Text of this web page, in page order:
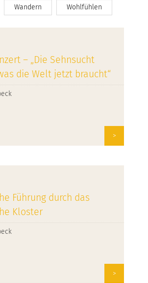
Wandern Wohlfühlen
– „Die Sehnsucht
die Welt jetzt braucht“
>
Führung durch das
Kloster
>